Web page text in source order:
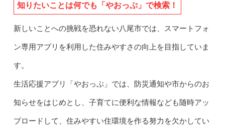
知りたいことは何でも「やおっぷ」で検索！
新しいことへの挑戦を恐れない八尾市では、スマートフォ
ン専用アプリを利用した住みやすさの向上を目指していま
す。
生活応援アプリ「やおっぷ」では、防災通知や市からのお
知らせをはじめとし、子育てに便利な情報なども随時アッ
プロードして、住みやすい住環境を作る努力を欠かしてい